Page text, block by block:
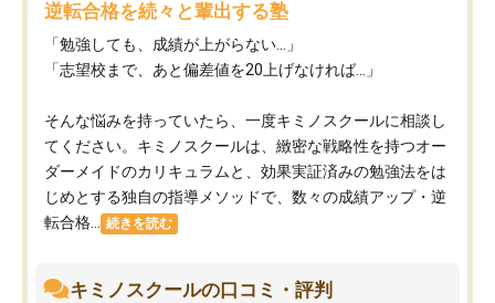
逆転合格を続々と輩出する塾
「勉強しても、成績が上がらない…」
「志望校まで、あと偏差値を20上げなければ…」
そんな悩みを持っていたら、一度キミノスクールに相談し
てください。キミノスクールは、緻密な戦略性を持つオー
ダーメイドのカリキュラムと、効果実証済みの勉強法をは
じめとする独自の指導メソッドで、数々の成績アップ・逆
転合格...
続きを読む
キミノスクールの口コミ・評判